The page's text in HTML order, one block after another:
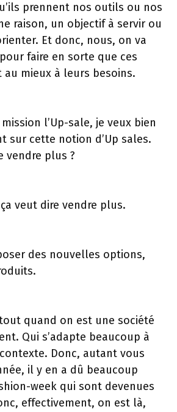
prennent nos outils ou nos
raison, un objectif à servir ou
Et donc, nous, on va
faire en sorte que ces
mieux à leurs besoins.
l’Up-sale, je veux bien
sur cette notion d’Up sales.
vendre plus ?
veut dire vendre plus.
des nouvelles options,
quand on est une société
Qui s’adapte beaucoup à
Donc, autant vous
il y en a dû beaucoup
week qui sont devenues
effectivement, on est là,